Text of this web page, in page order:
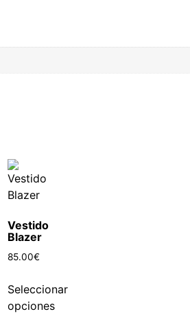
Vestido
Blazer
85.00€
Seleccionar
opciones